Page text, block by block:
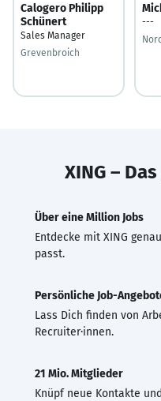
Calogero Philipp
Schünert
Sales Manager
Grevenbroich
---
XING –
Über eine Million Jobs
Entdecke mit XING
passt.
Persönliche Job-
Lass Dich finden von
Recruiter·innen.
21 Mio. Mitglieder
Knüpf neue Kontakte